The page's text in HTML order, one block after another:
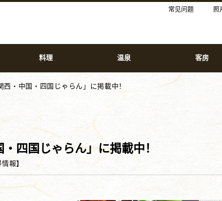
常见问题 照
料理 温泉 客房
西・中国・四国じゃらん」に掲載中！
四国じゃらん」に掲載中！
情報】